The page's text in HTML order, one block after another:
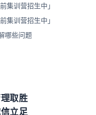
集训营招生中」
集训营招生中」
哪些问题
取胜
立足